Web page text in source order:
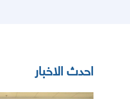
احدث الاخبار